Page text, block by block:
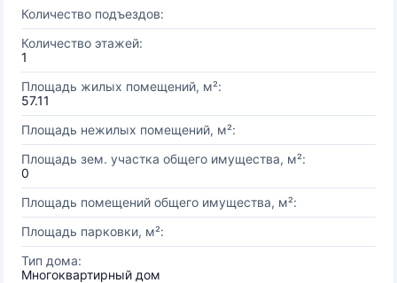
Количество подъездов:
Количество этажей:
1
Площадь жилых помещений, м²:
57.11
Площадь нежилых помещений, м²:
Площадь зем. участка общего имущества, м²:
0
Площадь помещений общего имущества, м²:
Площадь парковки, м²:
Тип дома:
Многоквартирный дом